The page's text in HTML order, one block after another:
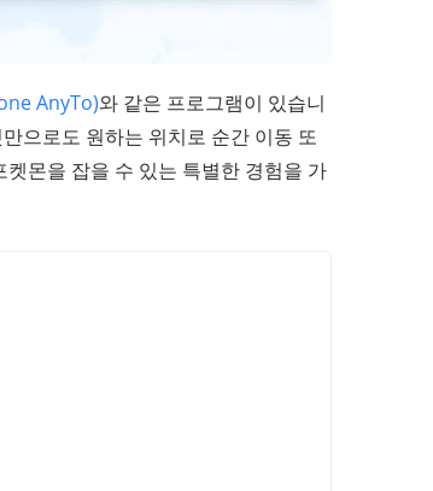
AnyTo)와 같은 프로그램이 있습니
으로도 원하는 위치로 순간 이동 또
몬을 잡을 수 있는 특별한 경험을 가